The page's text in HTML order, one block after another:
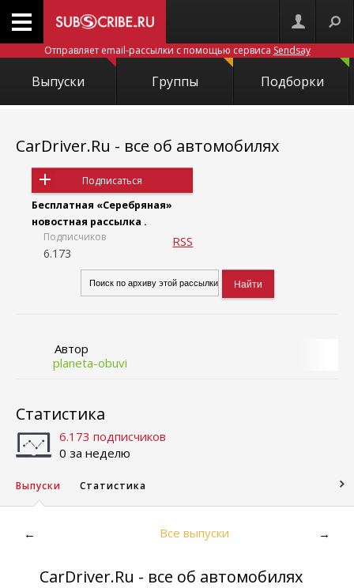
Отправляет email-рассылки с помощью сервиса Sendsay
Выпуски Группы Подборки
CarDriver.Ru - все об автомобилях
Подписаться
Бесплатная «Серебряная»
новостная рассылка .
Подписчиков
6.173
RSS
Автор
planeta-obuvi
Статистика
6.173 подписчиков
0 за неделю
Выпуски Статистика
← Все выпуски →
CarDriver.Ru - все об автомобилях